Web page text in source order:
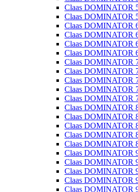
Claas DOMINATOR
Claas DOMINATOR
Claas DOMINATOR
Claas DOMINATOR
Claas DOMINATOR
Claas DOMINATOR
Claas DOMINATOR
Claas DOMINATOR
Claas DOMINATOR
Claas DOMINATOR
Claas DOMINATOR
Claas DOMINATOR
Claas DOMINATOR
Claas DOMINATOR
Claas DOMINATOR
Claas DOMINATOR
Claas DOMINATOR
Claas DOMINATOR
Claas DOMINATOR
Claas DOMINATOR
Claas DOMINATOR